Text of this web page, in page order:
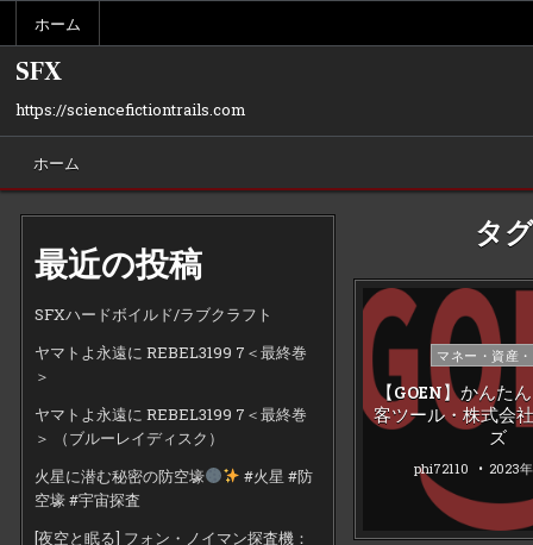
content
ホーム
SFX
https://sciencefictiontrails.com
ホーム
最近の投稿
SFXハードボイルド/ラブクラフト
ヤマトよ永遠に REBEL3199 7＜最終巻
＞
ヤマトよ永遠に REBEL3199 7＜最終巻
＞ （ブルーレイディスク）
火星に潜む秘密の防空壕
#火星 #防
空壕 #宇宙探査
[夜空と眠る] フォン・ノイマン探査機：
タ
Posted
in
マネー・資産
【GOEN】かんた
客ツール・株式会
ズ
phi72110 2023